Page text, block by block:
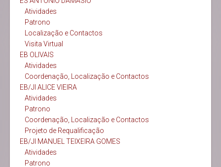
Atividades
Patrono
Localização e Contactos
Visita Virtual
EB OLIVAIS
Atividades
Coordenação, Localização e Contactos
EB/JI ALICE VIEIRA
Atividades
Patrono
Coordenação, Localização e Contactos
Projeto de Requalificação
EB/JI MANUEL TEIXEIRA GOMES
Atividades
Patrono